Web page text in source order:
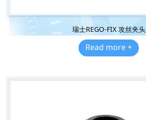
瑞士REGO-FIX 攻丝夹头
Read more +